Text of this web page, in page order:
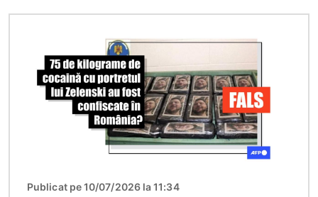
Publicat pe 10/07/2026 la 11:34